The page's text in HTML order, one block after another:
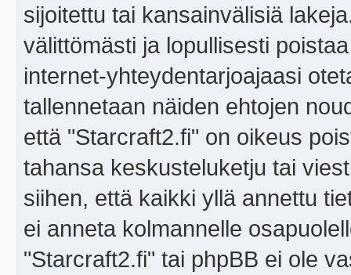
sijoitettu tai kansainvälisiä
välittömästi ja lopullisesti
internet-yhteydentarjoajaasi
tallennetaan näiden ehtojen
että "Starcraft2.fi" on oikeus
tahansa keskusteluketju tai
siihen, että kaikki yllä annettu
ei anneta kolmannelle
"Starcraft2.fi" tai phpBB ei ole